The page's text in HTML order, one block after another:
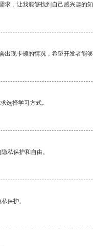
，让我能够找到自己感兴趣的知
现卡顿的情况，希望开发者能够
选择学习方式。
私保护和自由。
保护。